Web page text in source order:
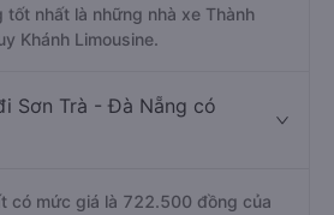
tốt nhất là những nhà xe Thành
Khánh Limousine.
Sơn Trà - Đà Nẵng có
có mức giá là 722.500 đồng của